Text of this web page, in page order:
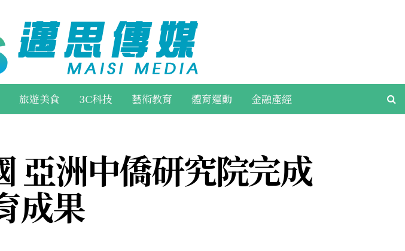
旅遊美食 3C科技 藝術教育 體育運動 金融產經
亞洲中僑研究院完成
成果